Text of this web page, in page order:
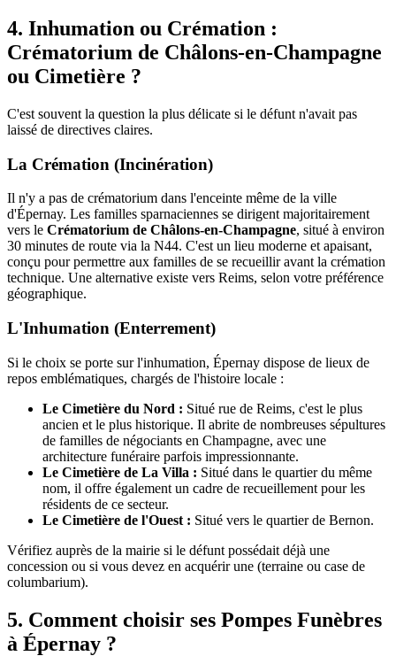
4. Inhumation ou Crémation :
Crématorium de Châlons-en-Champagne
ou Cimetière ?
C'est souvent la question la plus délicate si le défunt n'avait pas
laissé de directives claires.
La Crémation (Incinération)
Il n'y a pas de crématorium dans l'enceinte même de la ville
d'Épernay. Les familles sparnaciennes se dirigent majoritairement
vers le Crématorium de Châlons-en-Champagne, situé à environ
30 minutes de route via la N44. C'est un lieu moderne et apaisant,
conçu pour permettre aux familles de se recueillir avant la crémation
technique. Une alternative existe vers Reims, selon votre préférence
géographique.
L'Inhumation (Enterrement)
Si le choix se porte sur l'inhumation, Épernay dispose de lieux de
repos emblématiques, chargés de l'histoire locale :
Le Cimetière du Nord : Situé rue de Reims, c'est le plus
ancien et le plus historique. Il abrite de nombreuses sépultures
de familles de négociants en Champagne, avec une
architecture funéraire parfois impressionnante.
Le Cimetière de La Villa : Situé dans le quartier du même
nom, il offre également un cadre de recueillement pour les
résidents de ce secteur.
Le Cimetière de l'Ouest : Situé vers le quartier de Bernon.
Vérifiez auprès de la mairie si le défunt possédait déjà une
concession ou si vous devez en acquérir une (terraine ou case de
columbarium).
5. Comment choisir ses Pompes Funèbres
à Épernay ?